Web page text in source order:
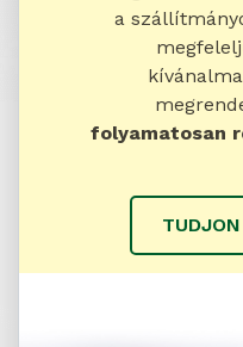
a
folyamatosan